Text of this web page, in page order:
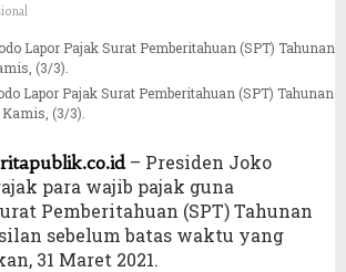
Lapor Pajak Surat Pemberitahuan (SPT) Tahunan
(3/3).
– Presiden Joko
para wajib pajak guna
Pemberitahuan (SPT) Tahunan
sebelum batas waktu yang
31 Maret 2021.